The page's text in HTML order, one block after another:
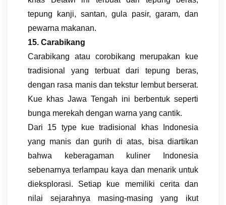
tepung kanji, santan, gula pasir, garam, dan
pewarna makanan.
15. Carabikang
Carabikang atau corobikang merupakan kue
tradisional yang terbuat dari tepung beras,
dengan rasa manis dan tekstur lembut berserat.
Kue khas Jawa Tengah ini berbentuk seperti
bunga merekah dengan warna yang cantik.
Dari 15 type kue tradisional khas Indonesia
yang manis dan gurih di atas, bisa diartikan
bahwa keberagaman kuliner Indonesia
sebenarnya terlampau kaya dan menarik untuk
dieksplorasi. Setiap kue memiliki cerita dan
nilai sejarahnya masing-masing yang ikut